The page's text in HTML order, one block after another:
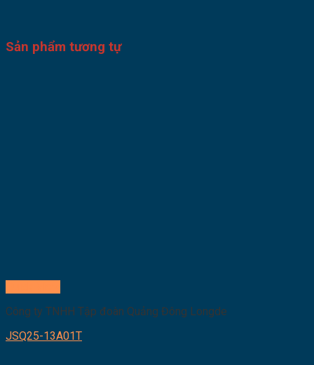
Sản phẩm tương tự
Công ty TNHH Tập đoàn Quảng Đông Longde
JSQ25-13A01T